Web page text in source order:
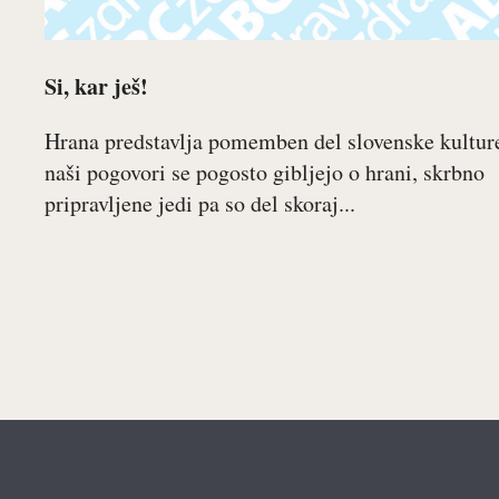
Si, kar ješ!
Hrana predstavlja pomemben del slovenske
naši pogovori se pogosto gibljejo o hrani, skrbno
pripravljene jedi pa so del skoraj...